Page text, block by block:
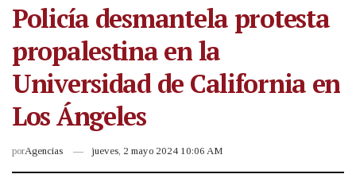
Policía desmantela protesta
propalestina en la
Universidad de California en
Los Ángeles
porAgencias jueves, 2 mayo 2024 10:06 AM